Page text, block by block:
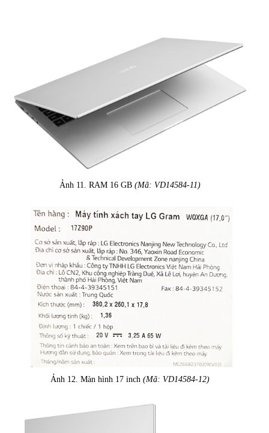
Ảnh 11. RAM 16 GB (Mã: VD14584-11)
Ảnh 12. Màn hình 17 inch (Mã: VD14584-12)